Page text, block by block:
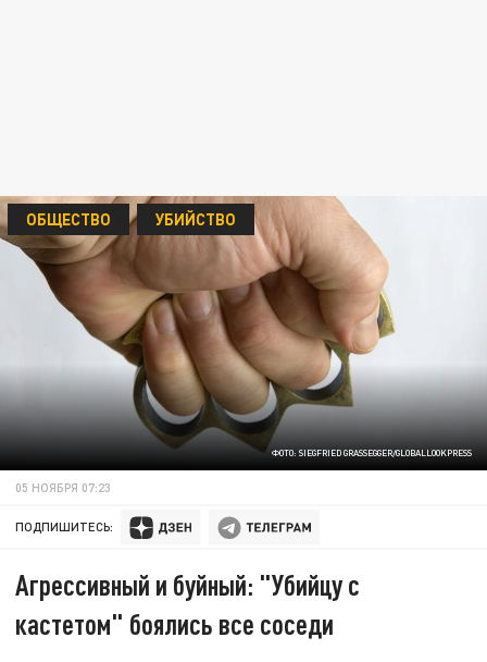
ФОТО: SIEGFRIED GRASSEGGER/GLOBALLOOKPRESS
ОБЩЕСТВО УБИЙСТВО
05 НОЯБРЯ 07:23
ПОДПИШИТЕСЬ:
Агрессивный и буйный: "Убийцу с
кастетом" боялись все соседи